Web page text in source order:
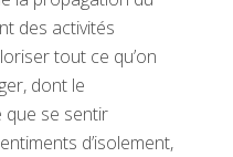
des activités
tout ce qu’on
dont le
que se sentir
d’isolement,